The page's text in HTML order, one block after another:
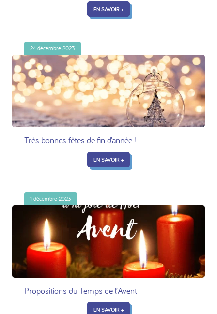
EN SAVOIR +
24 décembre 2023
Très bonnes fêtes de fin d’année !
EN SAVOIR +
1 décembre 2023
Propositions du Temps de l’Avent
EN SAVOIR +